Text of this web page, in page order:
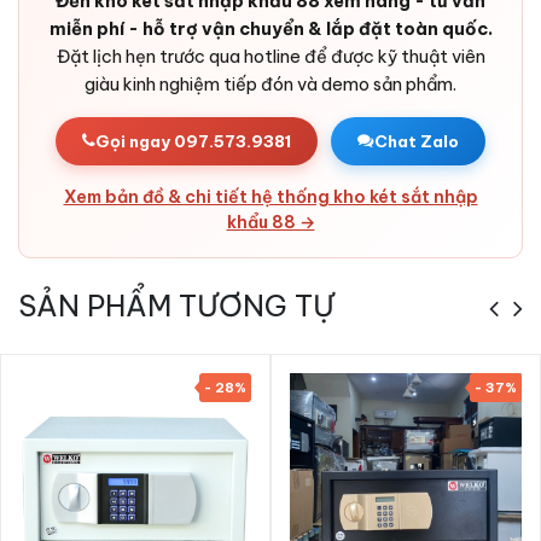
Pin dự phòng dài lâu:Tuổi thọ pin tốt, có cổng cấp điện
ngoài cho tình huống khẩn cấp.
Bản lề chìm trong cánh: Thiết kế ẩn, tránh bị cắt từ bên
ngoài.
Vỏ thép cao cấp:Thép tấm cường độ cao + bê-tông chịu
nhiệt - rất khó phá huỷ.
Thẩm mỹ cao:Thiết kế tinh tế, lớp sơn sang trọng - phù
miễn phí - hỗ trợ vận chuyển & lắp đặt toàn quốc.
Đặt lịch hẹn trước qua hotline để được kỹ thuật viên
giàu kinh nghiệm tiếp đón và demo sản phẩm.
Gọi ngay 097.573.9381 Chat Zalo
Xem bản đồ & chi tiết hệ thống kho két sắt nhập
khẩu 88 →
SẢN PHẨM TƯƠNG TỰ
- 28% - 37%